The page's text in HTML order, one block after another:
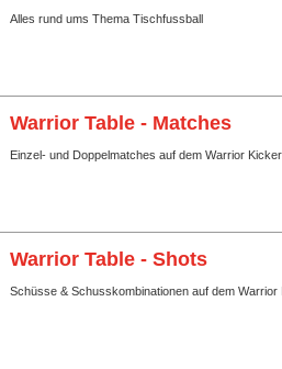
Alles rund ums Thema Tischfussball
Warrior Table - Matches
Einzel- und Doppelmatches auf dem Warrior Kicker
Warrior Table - Shots
Schüsse & Schusskombinationen auf dem Warrior